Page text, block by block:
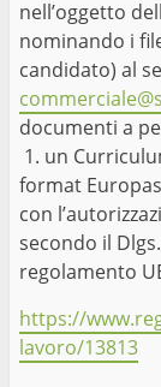
nell’oggetto
nominando i
candidato) al
documenti a
1. un
format
con
secondo il
regolamento
https://
lavoro/13813